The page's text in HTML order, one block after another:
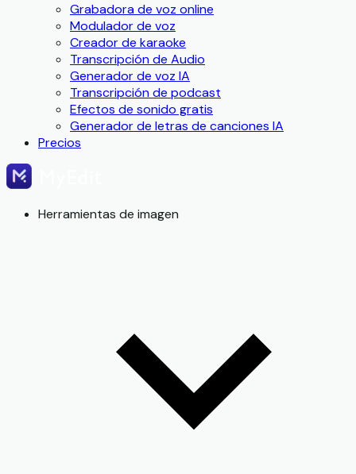
Grabadora de voz online
Modulador de voz
Creador de karaoke
Transcripción de Audio
Generador de voz IA
Transcripción de podcast
Efectos de sonido gratis
Generador de letras de canciones IA
Precios
Herramientas de imagen